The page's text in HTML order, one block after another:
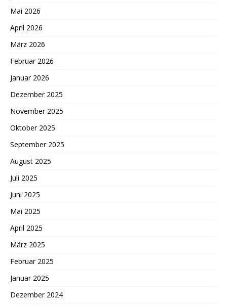
Mai 2026
April 2026
März 2026
Februar 2026
Januar 2026
Dezember 2025
November 2025
Oktober 2025
September 2025
August 2025
Juli 2025
Juni 2025
Mai 2025
April 2025
März 2025
Februar 2025
Januar 2025
Dezember 2024